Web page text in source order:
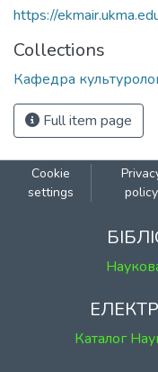
https://
Collections
Кафедра
Full item page
Cookie
settings
policy
Каталог